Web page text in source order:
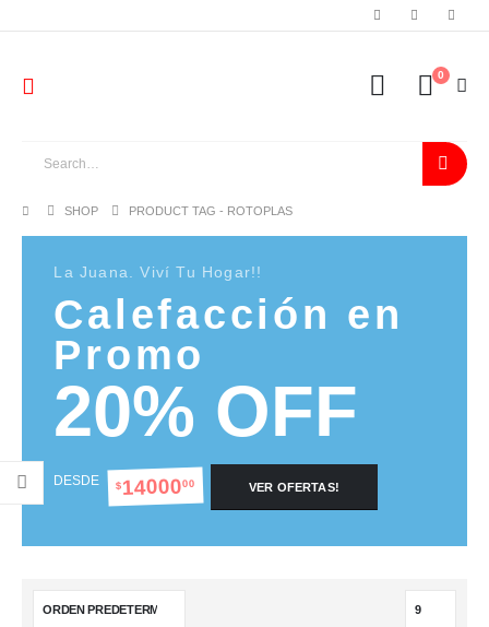
0
SHOP PRODUCT TAG - ROTOPLAS
La Juana. Viví Tu Hogar!!
Calefacción en
Promo
20% OFF
DESDE $1400000 VER OFERTAS!